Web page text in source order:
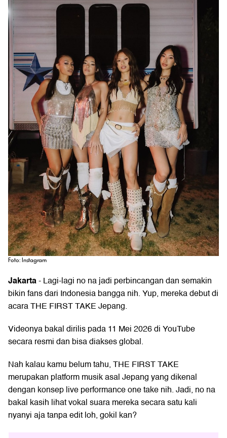
Foto: Instagram
Jakarta- Lagi-lagi no najadi perbincangan dan semakin
bikin fans dari Indonesia bangga nih. Yup, mereka debut di
acara THE FIRST TAKE Jepang.
Videonya bakal dirilis pada 11 Mei 2026 di YouTube
secara resmi dan bisa diakses global.
Nah kalau kamu belum tahu, THE FIRST TAKE
merupakan platform musik asal Jepang yang dikenal
dengan konsep live performance one take nih. Jadi, no na
bakal kasih lihat vokal suara mereka secara satu kali
nyanyi aja tanpa edit loh, gokil kan?